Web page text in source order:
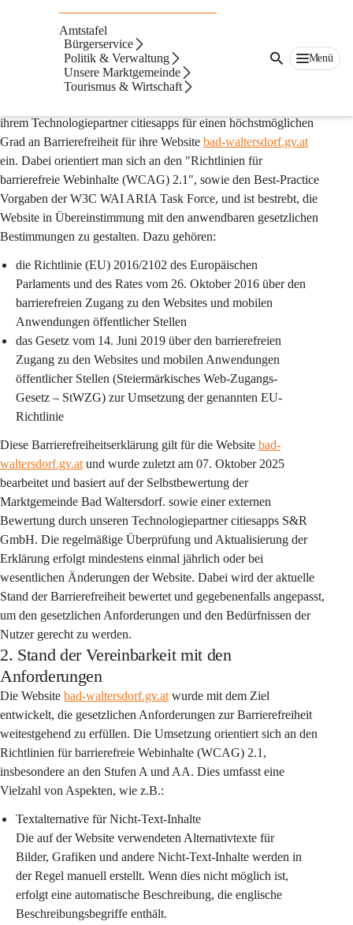
Amtstafel
Bürgerservice
Politik & Verwaltung
Unsere Marktgemeinde
Tourismus & Wirtschaft
Menü
Barrierefreiheit
1. Präambel
ihrem Technologiepartner citiesapps für einen höchstmöglichen
Grad an Barrierefreiheit für ihre Website bad-waltersdorf.gv.at
ein. Dabei orientiert man sich an den "Richtlinien für
barrierefreie Webinhalte (WCAG) 2.1", sowie den Best-Practice
Vorgaben der W3C WAI ARIA Task Force, und ist bestrebt, die
Website in Übereinstimmung mit den anwendbaren gesetzlichen
Bestimmungen zu gestalten. Dazu gehören:
die Richtlinie (EU) 2016/2102 des Europäischen
Parlaments und des Rates vom 26. Oktober 2016 über den
barrierefreien Zugang zu den Websites und mobilen
Anwendungen öffentlicher Stellen
das Gesetz vom 14. Juni 2019 über den barrierefreien
Zugang zu den Websites und mobilen Anwendungen
öffentlicher Stellen (Steiermärkisches Web-Zugangs-
Gesetz – StWZG) zur Umsetzung der genannten EU-
Richtlinie
Diese Barrierefreiheitserklärung gilt für die Website bad-
waltersdorf.gv.at und wurde zuletzt am 07. Oktober 2025
bearbeitet und basiert auf der Selbstbewertung der
Marktgemeinde Bad Waltersdorf. sowie einer externen
Bewertung durch unseren Technologiepartner citiesapps S&R
GmbH. Die regelmäßige Überprüfung und Aktualisierung der
Erklärung erfolgt mindestens einmal jährlich oder bei
wesentlichen Änderungen der Website. Dabei wird der aktuelle
Stand der Barrierefreiheit bewertet und gegebenenfalls angepasst,
um den gesetzlichen Anforderungen und den Bedürfnissen der
Nutzer gerecht zu werden.
2. Stand der Vereinbarkeit mit den
Anforderungen
Die Website bad-waltersdorf.gv.at wurde mit dem Ziel
entwickelt, die gesetzlichen Anforderungen zur Barrierefreiheit
weitestgehend zu erfüllen. Die Umsetzung orientiert sich an den
Richtlinien für barrierefreie Webinhalte (WCAG) 2.1,
insbesondere an den Stufen A und AA. Dies umfasst eine
Vielzahl von Aspekten, wie z.B.:
Textalternative für Nicht-Text-Inhalte
Die auf der Website verwendeten Alternativtexte für
Bilder, Grafiken und andere Nicht-Text-Inhalte werden in
der Regel manuell erstellt. Wenn dies nicht möglich ist,
erfolgt eine automatische Beschreibung, die englische
Beschreibungsbegriffe enthält.